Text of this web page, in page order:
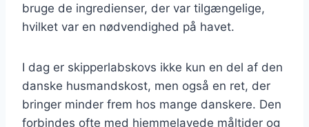
bruge de ingredienser, der var tilgængelige,
hvilket var en nødvendighed på havet.
I dag er skipperlabskovs ikke kun en del af den
danske husmandskost, men også en ret, der
bringer minder frem hos mange danskere. Den
forbindes ofte med hjemmelavede måltider og